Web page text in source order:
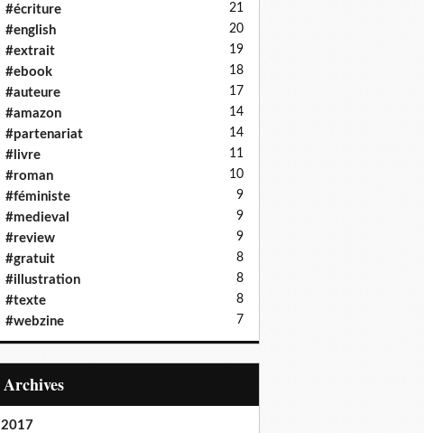
#écriture 21
#english 20
#extrait 19
#ebook 18
#auteure 17
#amazon 14
#partenariat 14
#livre 11
#roman 10
#féministe 9
#medieval 9
#review 9
#gratuit 8
#illustration 8
#texte 8
#webzine 7
Archives
2017